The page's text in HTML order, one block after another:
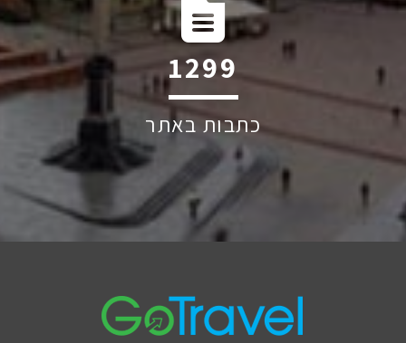
1884
כתבות באתר